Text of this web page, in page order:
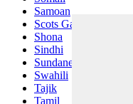
Samoan
Scots Gaelic
Shona
Sindhi
Sundanese
Swahili
Tajik
Tamil